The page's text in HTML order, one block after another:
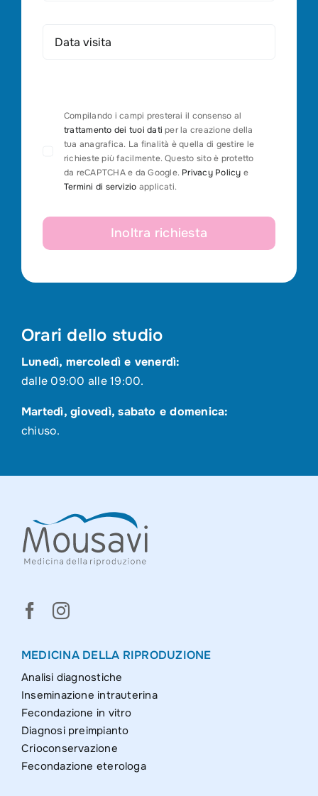
Orari dello studio
Lunedì, mercoledì e venerdì:
dalle 09:00 alle 19:00.
Martedì, giovedì, sabato e domenica:
chiuso.
Compilando i campi presterai il consenso al
trattamento dei tuoi dati per la creazione della
tua anagrafica. La finalità è quella di gestire le
richieste più facilmente. Questo sito è protetto
da reCAPTCHA e da Google. Privacy Policy e
Termini di servizio applicati.
Inoltra richiesta
MEDICINA DELLA RIPRODUZIONE
Analisi diagnostiche
Inseminazione intrauterina
Fecondazione in vitro
Diagnosi preimpianto
Crioconservazione
Fecondazione eterologa